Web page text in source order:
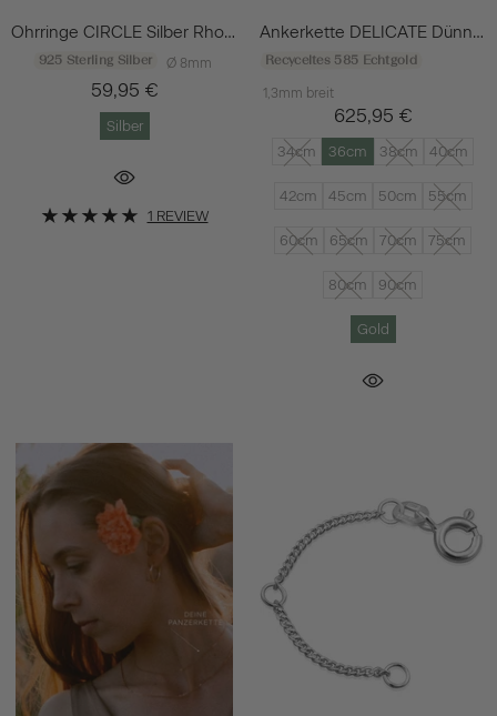
Ohrringe CIRCLE Silber Rhodiniert
925 Sterling Silber Ø 8mm
59,95 €
Silber
1 REVIEW
Ankerkette DELICATE Dünn 14k Echtgold
Recyceltes 585 Echtgold
1,3mm breit
625,95 €
34cm 36cm 38cm 40cm
42cm 45cm 50cm 55cm
60cm 65cm 70cm 75cm
80cm 90cm
Gold